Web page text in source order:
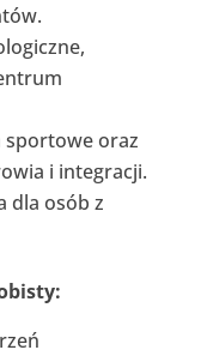
sportowe oraz
i integracji.
dla osób z